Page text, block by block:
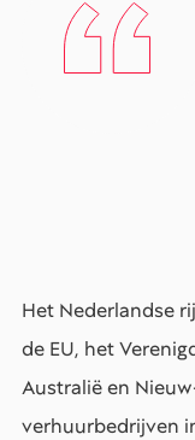
Het Nederlandse
de EU, het
Australië en
verhuurbedrijven